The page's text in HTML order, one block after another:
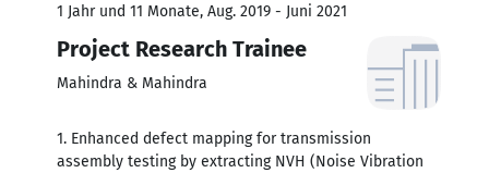
1 Jahr und 11 Monate, Aug. 2019 - Juni 2021
Project Research Trainee
Mahindra & Mahindra
1. Enhanced defect mapping for transmission
assembly testing by extracting NVH (Noise Vibration